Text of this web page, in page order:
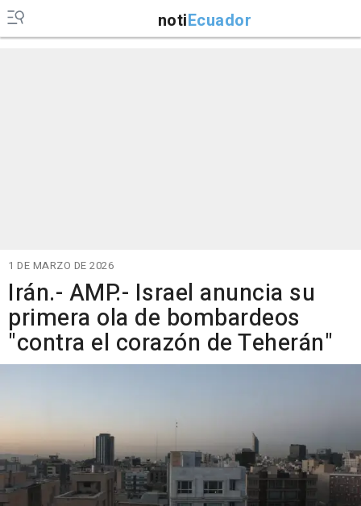
notiEcuador
1 DE MARZO DE 2026
Irán.- AMP.- Israel anuncia su
primera ola de bombardeos
"contra el corazón de Teherán"